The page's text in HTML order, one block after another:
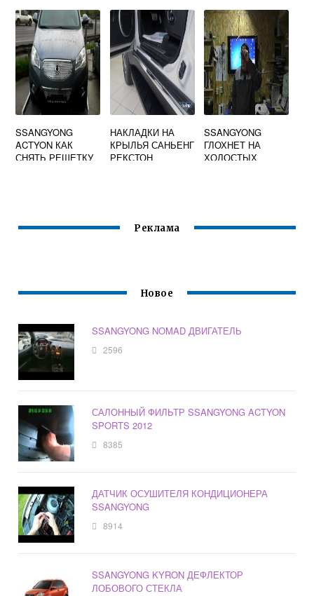
SSANGYONG
ACTYON КАК
СНЯТЬ РЕШЕТКУ
НАКЛАДКИ НА
КРЫЛЬЯ САНЬЕНГ
РЕКСТОН
SSANGYONG
ГЛОХНЕТ НА
ХОЛОСТЫХ
Реклама
Новое
SSANGYONG NOMAD ДВИГАТЕЛЬ
2596
САЛОННЫЙ ФИЛЬТР SSANGYONG ACTYON
SPORTS 2012
8385
ДАТЧИК ОСУШИТЕЛЯ КОНДИЦИОНЕРА
SSANGYONG
8914
SSANGYONG KYRON ДЕФЛЕКТОР
ЛОБОВОГО СТЕКЛА